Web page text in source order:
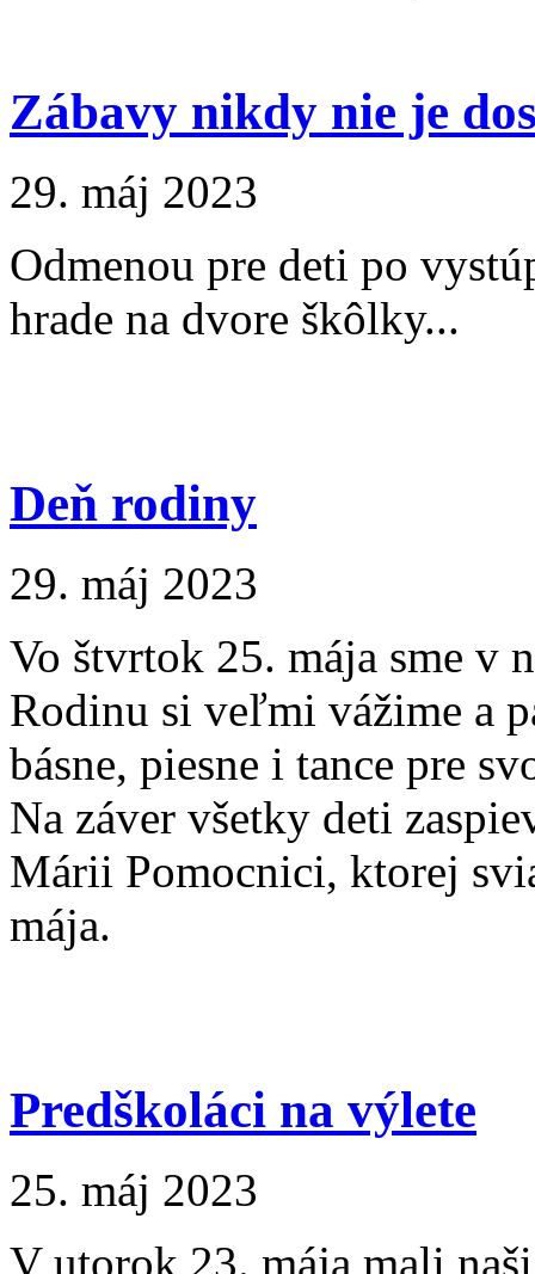
Zábavy nikdy nie je
29. máj 2023
Odmenou pre deti po
hrade na dvore škôlky...
Deň rodiny
29. máj 2023
Vo štvrtok 25. mája sme v
Rodinu si veľmi vážime a
básne, piesne i tance pre
Na záver všetky deti
Márii Pomocnici, ktorej
mája.
Predškoláci na výlete
25. máj 2023
V utorok 23. mája mali